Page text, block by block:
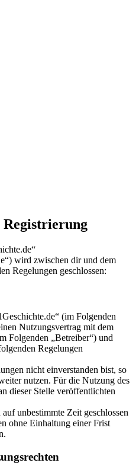
Registrierung
wird zwischen dir und dem
Regelungen geschlossen:
(im Folgenden
Nutzungsvertrag mit dem
Folgenden „Betreiber“) und
Regelungen
nicht einverstanden bist, so
nutzen. Für die Nutzung des
dieser Stelle veröffentlichten
unbestimmte Zeit geschlossen
ohne Einhaltung einer Frist